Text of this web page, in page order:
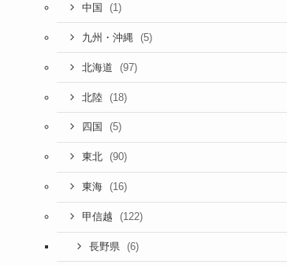
中国 (1)
九州・沖縄 (5)
北海道 (97)
北陸 (18)
四国 (5)
東北 (90)
東海 (16)
甲信越 (122)
長野県 (6)